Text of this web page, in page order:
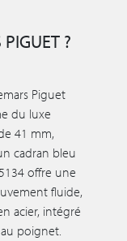
?
Piguet
du luxe
41 mm,
cadran bleu
offre une
fluide,
acier, intégré
poignet.